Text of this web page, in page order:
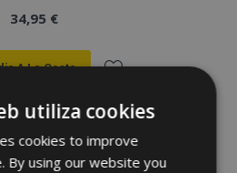
34,95 €
A La Cesta
Añadir
a la
utiliza cookies
cookies to improve
By using our website you